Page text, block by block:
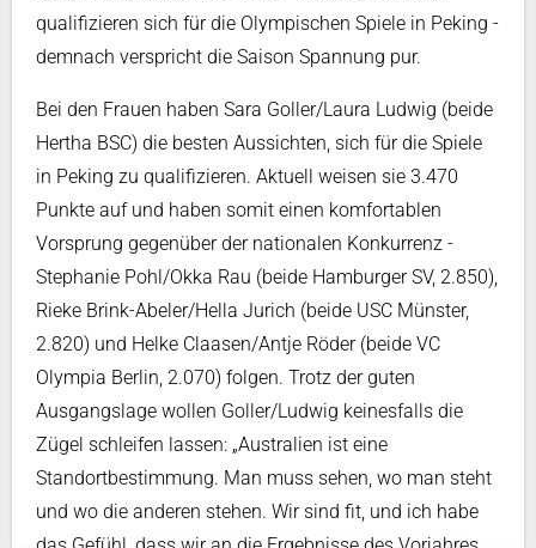
qualifizieren sich für die Olympischen Spiele in Peking -
demnach verspricht die Saison Spannung pur.
Bei den Frauen haben Sara Goller/Laura Ludwig (beide
Hertha BSC) die besten Aussichten, sich für die Spiele
in Peking zu qualifizieren. Aktuell weisen sie 3.470
Punkte auf und haben somit einen komfortablen
Vorsprung gegenüber der nationalen Konkurrenz -
Stephanie Pohl/Okka Rau (beide Hamburger SV, 2.850),
Rieke Brink-Abeler/Hella Jurich (beide USC Münster,
2.820) und Helke Claasen/Antje Röder (beide VC
Olympia Berlin, 2.070) folgen. Trotz der guten
Ausgangslage wollen Goller/Ludwig keinesfalls die
Zügel schleifen lassen: „Australien ist eine
Standortbestimmung. Man muss sehen, wo man steht
und wo die anderen stehen. Wir sind fit, und ich habe